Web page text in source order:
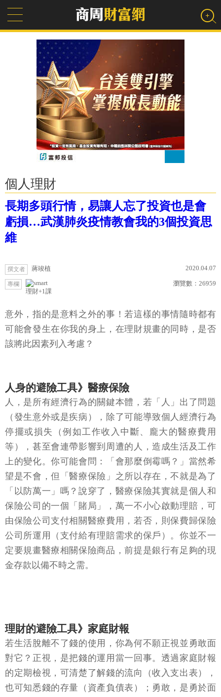
個人理財
長期多頭行情，易讓人忘了投資也是會
虧損…武漢肺炎疫情教會我的3個投資思
維
撰文者 蔣竣植 2020.04.07
專欄
理財+1課
瀏覽數： 26959
意外，指的是意料之外的事！若這樣的事情隨時都有
可能會發生在你我的身上，在理財規畫的同時，是否
該將此因素列入考慮？
人身的避險工具》醫療保險
人，是所有經濟行為的關鍵本體，若「人」出了問題
（發生意外或是疾病），除了可能導致個人經濟行為
停擺或損失（例如工作收入中斷、龐大的醫療費用
等），甚至會連帶影響到周遭的人，造成生活及工作
上的變化。你可能會問：「會那麼倒霉嗎？」當然希
望是不會，但「醫療保險」之所以存在，不就是為了
「以防萬一」嗎？說穿了，醫療保險其實就是個人和
保險公司的一個「賭局」，萬一不小心啟動理賠，可
由保險公司支付相關醫療費用，若否，則保費歸保險
公司所運用（支付給有理賠需求的保戶）。你並不一
定要規畫醫療相關保險商品，前提是銀行有足夠的現
金存款以備不時之需。
理財的避險工具》家庭財報
若生活脫離不了錢的使用，你為何不願正視並勇敢面
對它？正視，是把錢的運用當一回事。透過家庭財報
的定期檢視，可清楚了解錢的流向（收入支出表），
也可知悉錢的存量（資產負債表）；勇敢，是勇於面